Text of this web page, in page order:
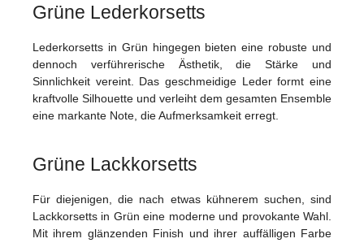
Grüne Lederkorsetts
Lederkorsetts in Grün hingegen bieten eine robuste und
dennoch verführerische Ästhetik, die Stärke und
Sinnlichkeit vereint. Das geschmeidige Leder formt eine
kraftvolle Silhouette und verleiht dem gesamten Ensemble
eine markante Note, die Aufmerksamkeit erregt.
Grüne Lackkorsetts
Für diejenigen, die nach etwas kühnerem suchen, sind
Lackkorsetts in Grün eine moderne und provokante Wahl.
Mit ihrem glänzenden Finish und ihrer auffälligen Farbe